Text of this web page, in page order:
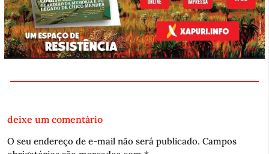
deixe um comentário
O seu endereço de e-mail não será publicado. Campos